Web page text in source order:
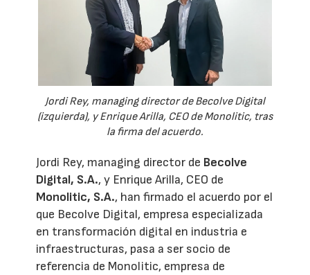
Jordi Rey, managing director de Becolve Digital
(izquierda), y Enrique Arilla, CEO de Monolitic, tras
la firma del acuerdo.
Jordi Rey, managing director de Becolve
Digital, S.A., y Enrique Arilla, CEO de
Monolitic, S.A., han firmado el acuerdo por el
que Becolve Digital, empresa especializada
en transformación digital en industria e
infraestructuras, pasa a ser socio de
referencia de Monolitic, empresa de